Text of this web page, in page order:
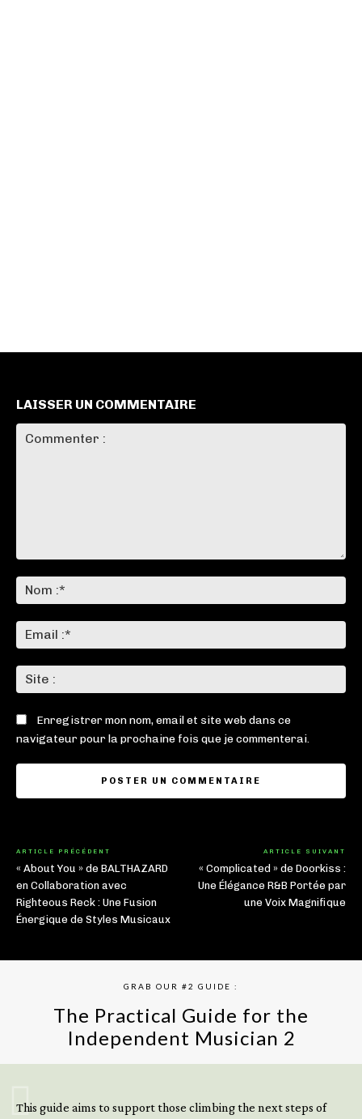
LAISSER UN COMMENTAIRE
:*
:*
:
Enregistrer mon nom, email et site web dans ce
navigateur pour la prochaine fois que je commenterai.
ARTICLE PRÉCÉDENT
« About You » de BALTHAZARD
en Collaboration avec
Righteous Reck : Une Fusion
Énergique de Styles Musicaux
ARTICLE SUIVANT
« Complicated » de Doorkiss :
Une Élégance R&B Portée par
une Voix Magnifique
GRAB OUR #2 GUIDE :
The Practical Guide for the
Independent Musician 2
This guide aims to support those climbing the next steps of